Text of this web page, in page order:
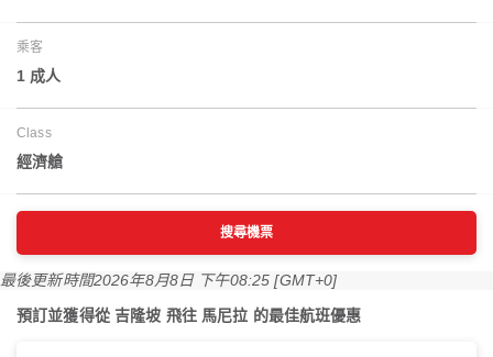
乘客
1 成人
Class
經濟艙
搜尋機票
最後更新時間2026年8月8日 下午08:25 [GMT+0]
預訂並獲得從 吉隆坡 飛往 馬尼拉 的最佳航班優惠